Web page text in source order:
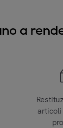
a
articoli